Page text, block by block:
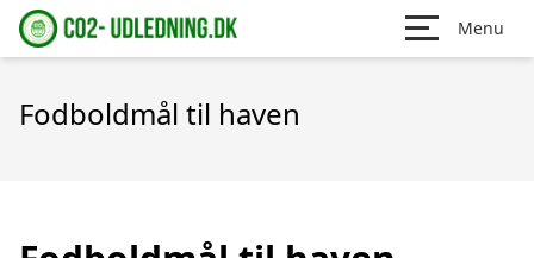
Menu
Fodboldmål til haven